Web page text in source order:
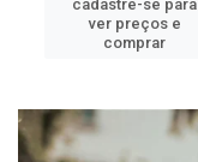
cadastre-se para
ver preços e
comprar